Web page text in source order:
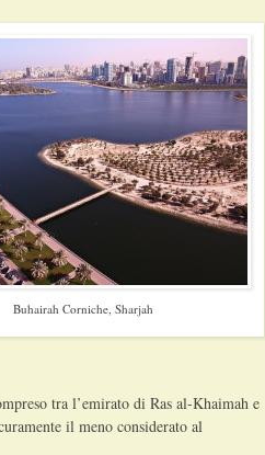
Buhairah Corniche, Sharjah
tra l’emirato di Ras al-Khaimah e
il meno considerato al